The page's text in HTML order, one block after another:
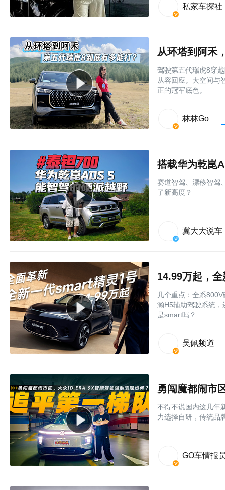
私家车探社
从环塔到阿禾
驾驶第五代瑞虎8穿
从容回应。大空间与
正的冠军底色。
林林Go
搭载华为乾崑
赛道智驾、漂移智驾
了新高度？
冀大大说车
14.99万起，
几个重点：全系
瀚H5辅助驾驶系统
是smart吗？
吴佩频道
勇闯魔都闹市
不得不说国内这几年
力选择自研，传统品
GO车情报